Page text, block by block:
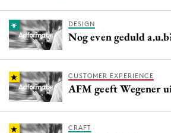
DESIGN
Nog even geduld
CUSTOMER EXPERIENCE
AFM geeft Wegener
CRAFT